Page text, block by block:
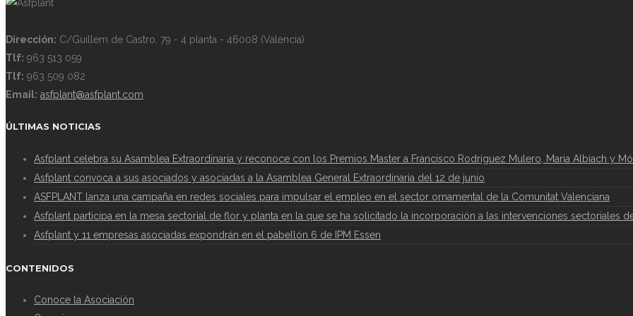
Dirección: C/Guillem de Castro, 79 - 4 planta - 46008 (Valencia)
Tlf: 963 513 059
Tlf: 963 509 082
Email: asfplant@asfplant.com
ÚLTIMAS NOTICIAS
Asfplant celebra su Asamblea Extraordinaria y reconoce con los Premios Master a Francisco Rodríguez Mulero, Maria Albiach y
Asfplant convoca a sus asociados y asociadas a la Asamblea General Extraordinaria del 12 de junio
ASFPLANT lanza una campaña en redes sociales para impulsar el empleo en el sector ornamental de la Comunitat Valenciana
Asfplant participa en la mesa sectorial de flor y planta en la que se ha solicitado la incorporación a las intervenciones sectoriales
Asfplant y 11 empresas asociadas expondrán en el pabellón 6 de IPM Essen
CONTENIDOS
Conoce la Asociación